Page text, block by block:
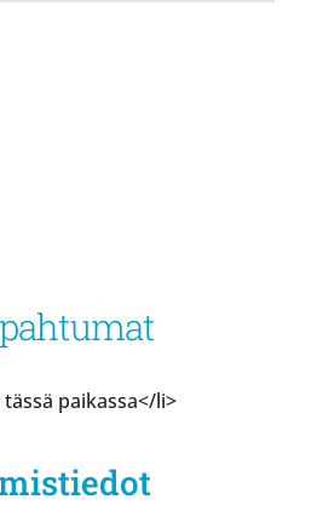
paikassa</li>